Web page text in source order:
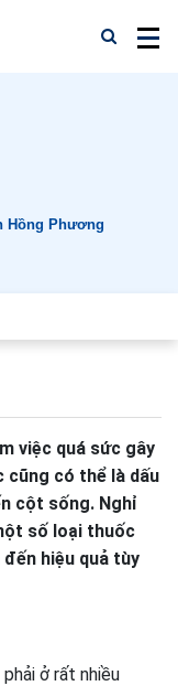
Hồng Phương
việc quá sức gây
cũng có thể là dấu
cột sống. Nghỉ
số loại thuốc
hiệu quả tùy
ở rất nhiều